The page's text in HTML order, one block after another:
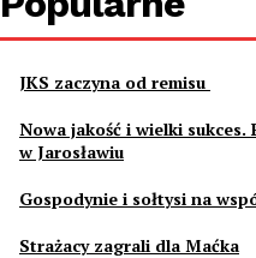
JKS zaczyna od remisu
Nowa jakość i wielki
w Jarosławiu
Gospodynie i sołtysi na
Strażacy zagrali dla Maćka